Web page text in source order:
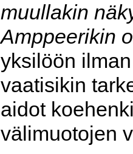
muullakin
Amppeerikin
yksilöön
vaatisikin
aidot
välimuotojen